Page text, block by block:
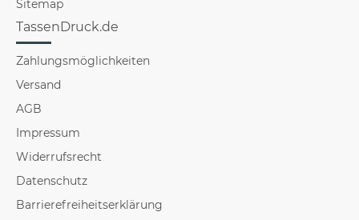
Sitemap
TassenDruck.de
Zahlungsmöglichkeiten
Versand
AGB
Impressum
Widerrufsrecht
Datenschutz
Barrierefreiheitserklärung